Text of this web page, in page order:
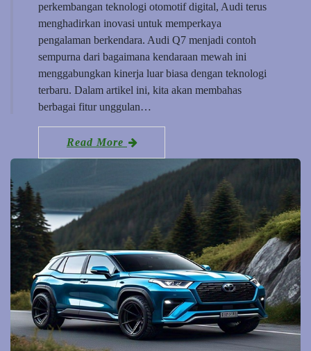
perkembangan teknologi otomotif digital, Audi terus
menghadirkan inovasi untuk memperkaya
pengalaman berkendara. Audi Q7 menjadi contoh
sempurna dari bagaimana kendaraan mewah ini
menggabungkan kinerja luar biasa dengan teknologi
terbaru. Dalam artikel ini, kita akan membahas
berbagai fitur unggulan…
Read More